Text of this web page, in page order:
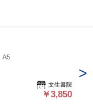
A5
文生書院
￥3,850